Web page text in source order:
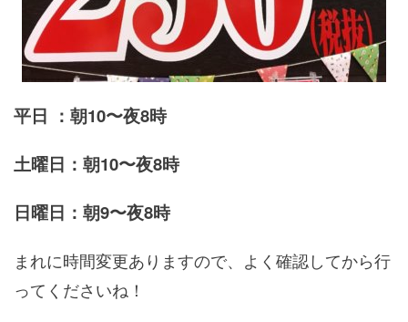
平日 ：朝10〜夜8時
土曜日：朝10〜夜8時
日曜日：朝9〜夜8時
まれに時間変更ありますので、よく確認してから行
ってくださいね！